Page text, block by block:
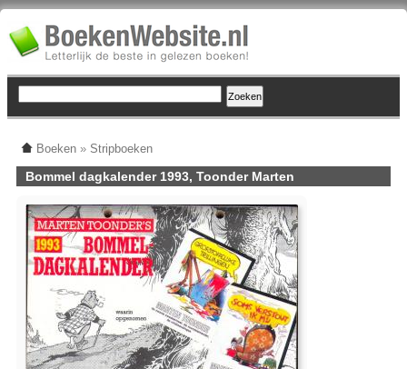
Boeken » Stripboeken
Bommel dagkalender 1993, Toonder Marten